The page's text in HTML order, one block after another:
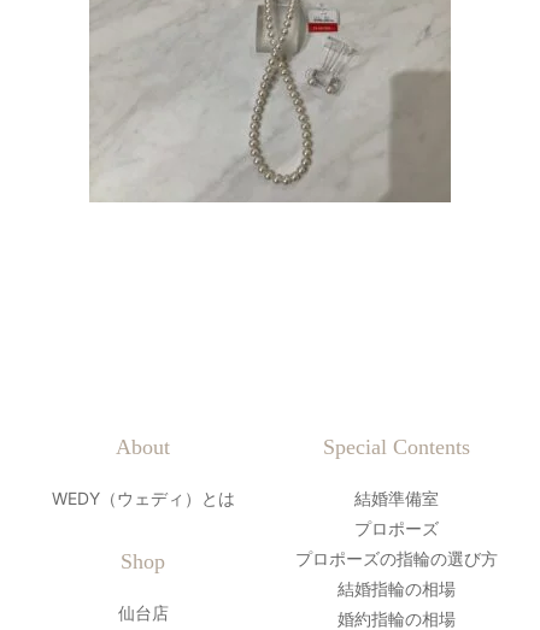
About
WEDY（ウェディ）とは
Shop
仙台店
Special Contents
結婚準備室
プロポーズ
プロポーズの指輪の選び方
結婚指輪の相場
婚約指輪の相場